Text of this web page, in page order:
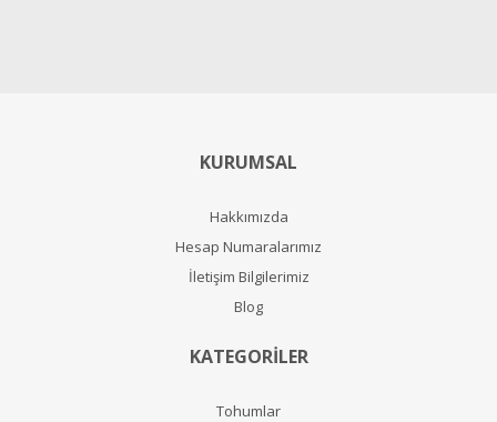
KURUMSAL
Hakkımızda
Hesap Numaralarımız
İletişim Bilgilerimiz
Blog
KATEGORİLER
Tohumlar